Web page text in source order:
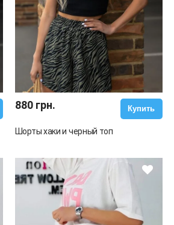
880 грн. Купить
Шорты хаки и черный топ